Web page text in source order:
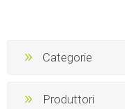
Categorie
Produttori